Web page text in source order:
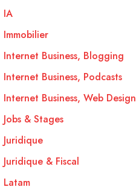
IA
Immobilier
Internet Business, Blogging
Internet Business, Podcasts
Internet Business, Web Design
Jobs & Stages
Juridique
Juridique & Fiscal
Latam